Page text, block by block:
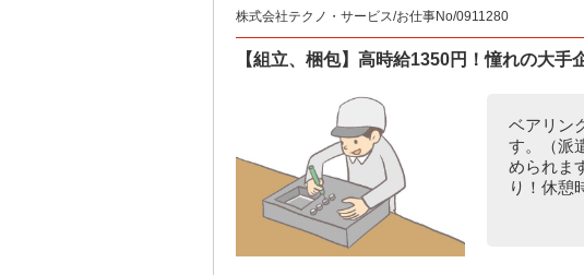
株式会社テクノ・サービス/お仕事No/0911280
【組立、梱包】高時給1350円！憧れの大手
ベアリン
す。（派
められま
り！休憩